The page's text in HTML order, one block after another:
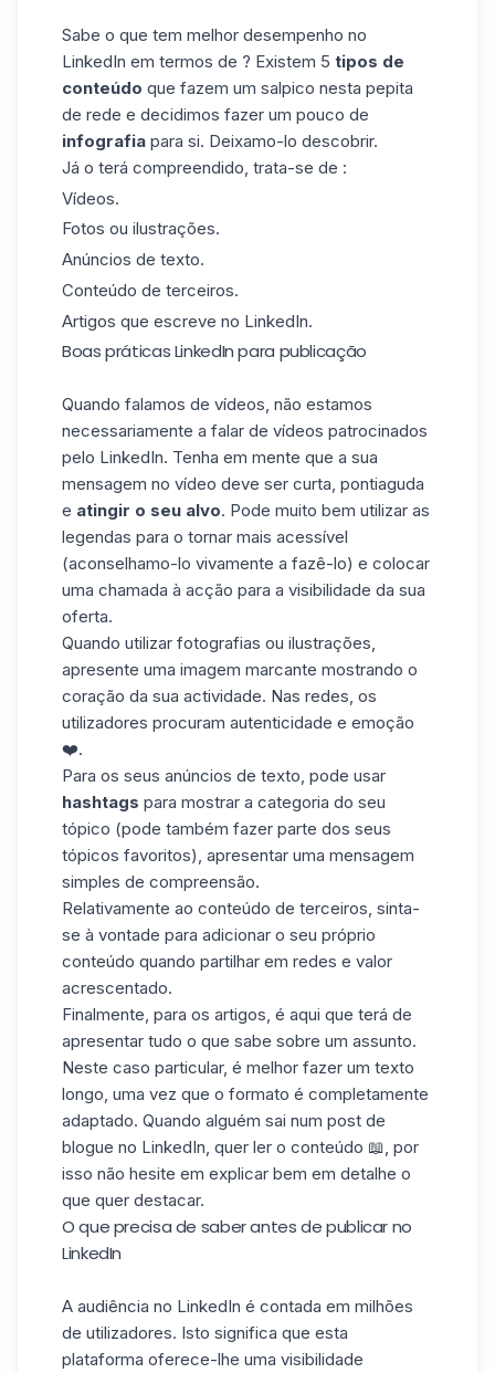
Sabe o que tem melhor desempenho no
LinkedIn em termos de ? Existem 5 tipos de
conteúdo que fazem um salpico nesta pepita
de rede e decidimos fazer um pouco de
infografia para si. Deixamo-lo descobrir.
Já o terá compreendido, trata-se de :
Vídeos.
Fotos ou ilustrações.
Anúncios de texto.
Conteúdo de terceiros.
Artigos que escreve no LinkedIn.
Boas práticas LinkedIn para publicação
Quando falamos de vídeos, não estamos
necessariamente a falar de vídeos patrocinados
pelo LinkedIn. Tenha em mente que a sua
mensagem no vídeo deve ser curta, pontiaguda
e atingir o seu alvo. Pode muito bem utilizar as
legendas para o tornar mais acessível
(aconselhamo-lo vivamente a fazê-lo) e colocar
uma chamada à acção para a visibilidade da sua
oferta.
Quando utilizar fotografias ou ilustrações,
apresente uma imagem marcante mostrando o
coração da sua actividade. Nas redes, os
utilizadores procuram autenticidade e emoção
❤️.
Para os seus anúncios de texto, pode usar
hashtags para mostrar a categoria do seu
tópico (pode também fazer parte dos seus
tópicos favoritos), apresentar uma mensagem
simples de compreensão.
Relativamente ao conteúdo de terceiros, sinta-
se à vontade para adicionar o seu próprio
conteúdo quando partilhar em redes e valor
acrescentado.
Finalmente, para os artigos, é aqui que terá de
apresentar tudo o que sabe sobre um assunto.
Neste caso particular, é melhor fazer um texto
longo, uma vez que o formato é completamente
adaptado. Quando alguém sai num post de
blogue no LinkedIn, quer ler o conteúdo 📖, por
isso não hesite em explicar bem em detalhe o
que quer destacar.
O que precisa de saber antes de publicar no
LinkedIn
A audiência no LinkedIn é contada em milhões
de utilizadores. Isto significa que esta
plataforma oferece-lhe uma visibilidade